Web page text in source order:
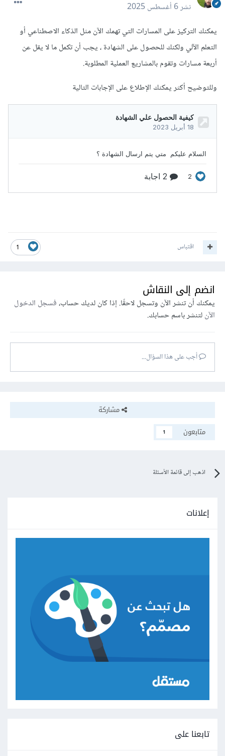
نشر6 أغسطس 2025
يمكنك التركيز على المسارات التي تهمك الآن مثل الذكاء الاصطناعي أو
التعلم الآلي ولكنك للحصول على الشهادة ، يجب أن تكمل ما لا يقل عن
أربعة مسارات وتقوم بالمشاريع العملية المطلوبة.
وللتوضيح أكثر يمكنك الإطلاع على الإجابات التالية
1 اقتباس
انضم إلى النقاش
يمكنك أن تنشر الآن وتسجل لاحقًا. إذا كان لديك حساب،فسجل الدخول
الآنلتنشر باسم حسابك.
أجب على هذا السؤال...
مشاركة
متابعون
1
اذهب إلى قائمة الأسئلة
إعلانات
تابعنا على